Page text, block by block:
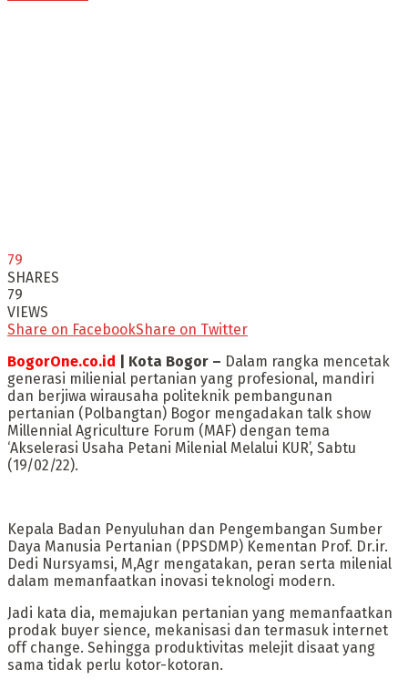
79
SHARES
79
VIEWS
Share on FacebookShare on Twitter
BogorOne.co.id
| Kota Bogor – Dalam rangka mencetak
generasi milienial pertanian yang profesional, mandiri
dan berjiwa wirausaha politeknik pembangunan
pertanian (Polbangtan) Bogor mengadakan talk show
Millennial Agriculture Forum (MAF) dengan tema
‘Akselerasi Usaha Petani Milenial Melalui KUR’, Sabtu
(19/02/22).
Kepala Badan Penyuluhan dan Pengembangan Sumber
Daya Manusia Pertanian (PPSDMP) Kementan Prof. Dr.ir.
Dedi Nursyamsi, M,Agr mengatakan, peran serta milenial
dalam memanfaatkan inovasi teknologi modern.
Jadi kata dia, memajukan pertanian yang memanfaatkan
prodak buyer sience, mekanisasi dan termasuk internet
off change. Sehingga produktivitas melejit disaat yang
sama tidak perlu kotor-kotoran.